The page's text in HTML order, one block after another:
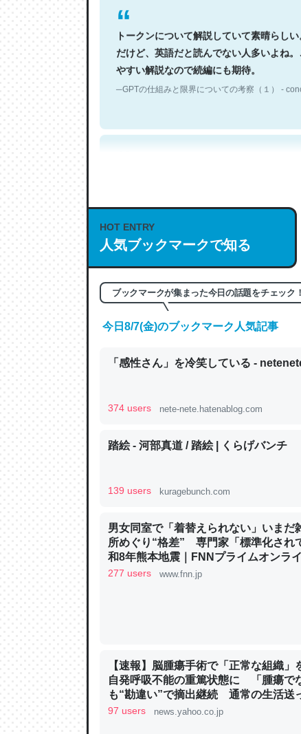
トークンについて解説していて素晴らし
だけど、英語だと読んでない人多いよね
やすい解説なので続編にも期待。
─GPTの仕組みと限界についての考察（１） -
これは良記事。32768トークンだと英語小
の伏線」は回収されないけど、短期記憶
やすく強くなりそう
の600分の1程度。
─ニュース :: 【研究発表】昆虫学の大問題＝「
論文では「淡水はカルシウムも酸素も不
は」とあって面白い。海にいる鋏角類（
─ニュース :: 【研究発表】昆虫学の大問題＝「
これを元に考えるとカルシウムを大量に
類だと殻を無くしてナメクジになったり努
─ニュース :: 【研究発表】昆虫学の大問題＝「
HOT ENTRY
人気ブックマークで知る
ブックマークが集まった今日の話題をチェック！
今日8/7(金)のブックマーク人気記事
「感性さん」を冷笑している -
374 users nete-nete.hatenablog.com
踏絵 - 河部真道 / 踏絵 | くらげバンチ
139 users kuragebunch.com
男女同室で「着替えられない」いま
所めぐり“格差” 専門家「標準化さ
和8年熊本地震｜FNNプライムオンラ
277 users www.fnn.jp
【速報】脳腫瘍手術で「正常な組織
自発呼吸不能の重篤状態に 「腫瘍で
も“勘違い”で摘出継続 通常の生活送
手足も動かず 京大病院（MBSニュー
97 users news.yahoo.co.jp